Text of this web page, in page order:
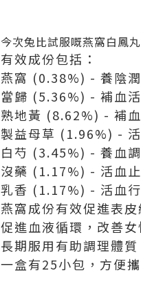
今次兔比試服嘅燕窩白鳳
有效成份包括：
燕窩 (0.38%) - 養陰
當歸 (5.36%) - 補血
熟地黃 (8.62%) - 補
製益母草 (1.96%) -
白芍 (3.45%) - 養血
沒藥 (1.17%) - 活血
乳香 (1.17%) - 活血
燕窩成份有效促進表
促進血液循環 ， 改善
長期服用有助調理體質
一盒有25小包，方便